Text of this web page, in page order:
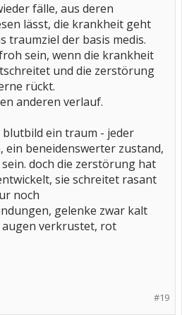
gebracht werden kann?
nur der einzige
uns allen?
fälle, aus deren
lässt, die krankheit geht
traumziel der basis medis.
sein, wenn die krankheit
und die zerstörung
rückt.
anderen verlauf.
ein traum - jeder
ein beneidenswerter zustand,
doch die zerstörung hat
sie schreitet rasant
noch
gelenke zwar kalt
augen verkrustet, rot
#19